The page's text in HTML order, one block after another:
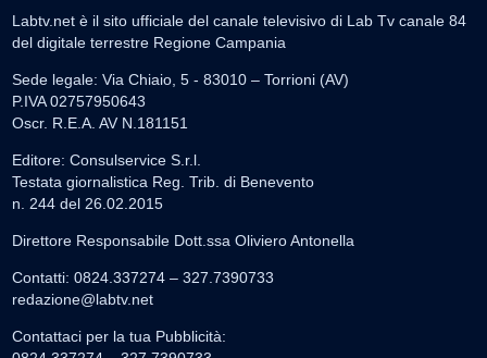
Labtv.net è il sito ufficiale del canale televisivo di Lab Tv canale 84
del digitale terrestre Regione Campania
Sede legale: Via Chiaio, 5 - 83010 – Torrioni (AV)
P.IVA 02757950643
Oscr. R.E.A. AV N.181151
Editore: Consulservice S.r.l.
Testata giornalistica Reg. Trib. di Benevento
n. 244 del 26.02.2015
Direttore Responsabile Dott.ssa Oliviero Antonella
Contatti: 0824.337274 – 327.7390733
redazione@labtv.net
Contattaci per la tua Pubblicità: